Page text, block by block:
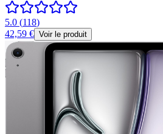
5.0 (118)
42,59 € Voir le produit